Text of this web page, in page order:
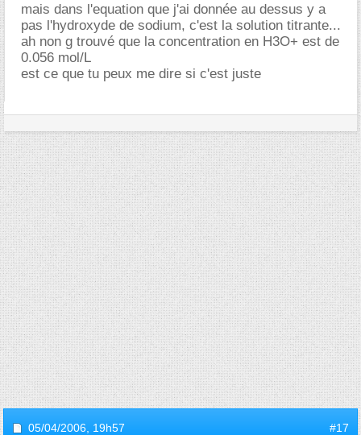
mais dans l'equation que j'ai donnée au dessus y a
pas l'hydroxyde de sodium, c'est la solution titrante...
ah non g trouvé que la concentration en H3O+ est de
0.056 mol/L
est ce que tu peux me dire si c'est juste
05/04/2006, 19h57 #17